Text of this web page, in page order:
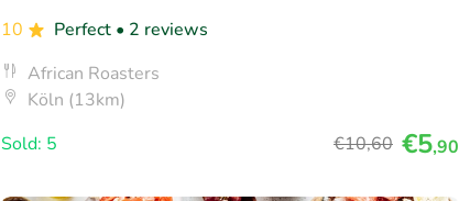
10
Perfect • 2 reviews
African Roasters
Köln (13km)
Sold: 5
€10,60 €5,90